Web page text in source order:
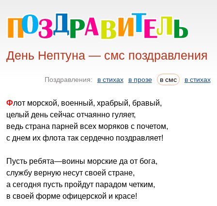
День Нептуна — смс поздравления
Поздравления: в стихах в прозе в смс в стихах
Флот морской, военный, храбрый, бравый,
целый день сейчас отчаянно гуляет,
ведь страна парней всех моряков с почетом,
с днем их флота так сердечно поздравляет!
Пусть ребята—воины морские да от бога,
службу верную несут своей стране,
а сегодня пусть пройдут парадом четким,
в своей форме офицерской и красе!